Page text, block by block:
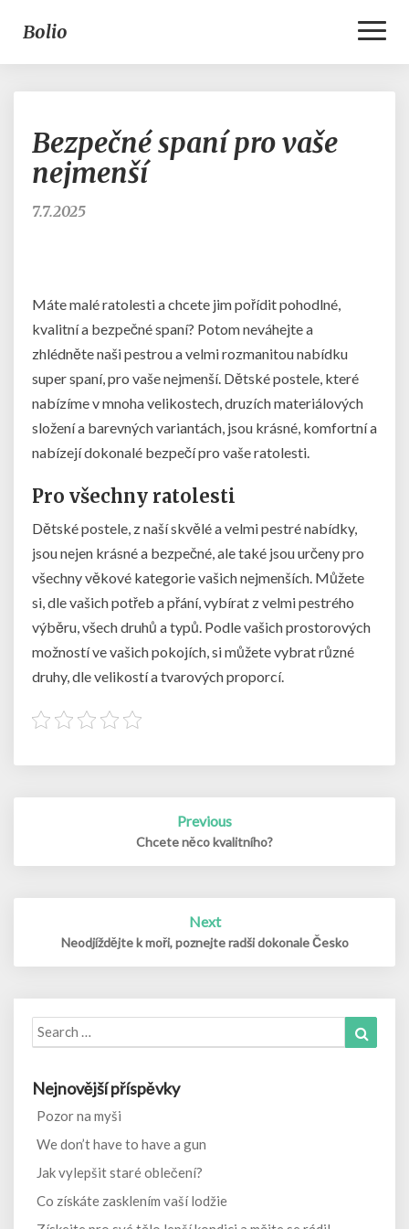
Bolio
spaní
pro
Bezpečné spaní pro vaše
nejmenší
7.7.2025
Máte malé ratolesti a chcete jim pořídit pohodlné,
kvalitní a bezpečné spaní? Potom neváhejte a
zhlédněte naši pestrou a velmi rozmanitou nabídku
super spaní, pro vaše nejmenší. Dětské postele, které
nabízíme v mnoha velikostech, druzích materiálových
složení a barevných variantách, jsou krásné, komfortní a
nabízejí dokonalé bezpečí pro vaše ratolesti.
Pro všechny ratolesti
Dětské postele, z naší skvělé a velmi pestré nabídky,
jsou nejen krásné a bezpečné, ale také jsou určeny pro
všechny věkové kategorie vašich nejmenších. Můžete
si, dle vašich potřeb a přání, vybírat z velmi pestrého
výběru, všech druhů a typů. Podle vašich prostorových
možností ve vašich pokojích, si můžete vybrat různé
druhy, dle velikostí a tvarových proporcí.
Previous
Chcete něco kvalitního?
Next
Neodjíždějte k moři, poznejte radši dokonale Česko
Search
for:
Nejnovější příspěvky
Pozor na myši
We don’t have to have a gun
Jak vylepšit staré oblečení?
Co získáte zasklením vaší lodžie